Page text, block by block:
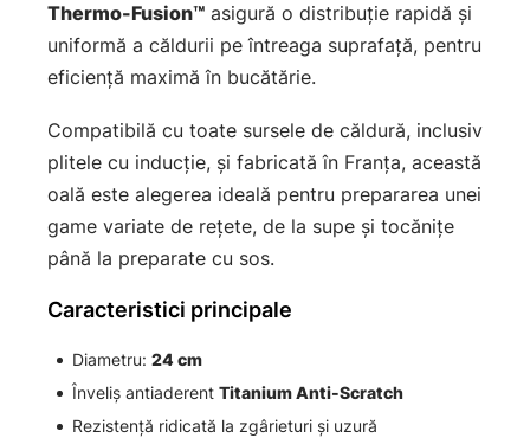
Thermo-Fusion™ asigură o distribuție rapidă și
uniformă a căldurii pe întreaga suprafață, pentru
eficiență maximă în bucătărie.
Compatibilă cu toate sursele de căldură, inclusiv
plitele cu inducție, și fabricată în Franța, această
oală este alegerea ideală pentru prepararea unei
game variate de rețete, de la supe și tocănițe
până la preparate cu sos.
Caracteristici principale
Diametru: 24 cm
Înveliș antiaderent Titanium Anti-Scratch
Rezistență ridicată la zgârieturi și uzură